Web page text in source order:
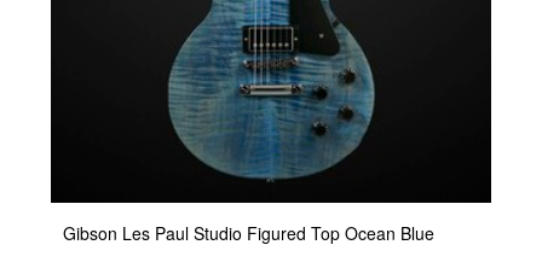
Gibson Les Paul Studio Figured Top Ocean Blue